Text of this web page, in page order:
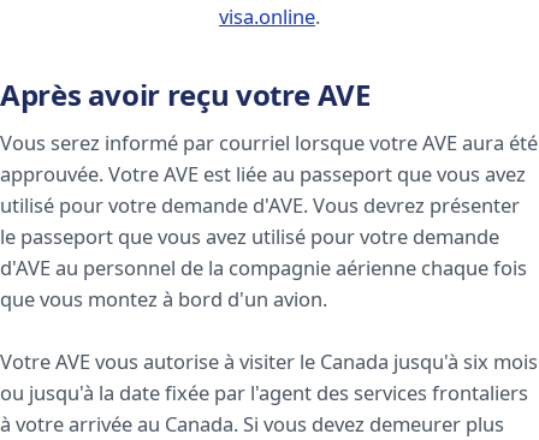
visa.online.
Après avoir reçu votre AVE
Vous serez informé par courriel lorsque votre AVE aura été
approuvée. Votre AVE est liée au passeport que vous avez
utilisé pour votre demande d'AVE. Vous devrez présenter
le passeport que vous avez utilisé pour votre demande
d'AVE au personnel de la compagnie aérienne chaque fois
que vous montez à bord d'un avion.
Votre AVE vous autorise à visiter le Canada jusqu'à six mois
ou jusqu'à la date fixée par l'agent des services frontaliers
à votre arrivée au Canada. Si vous devez demeurer plus